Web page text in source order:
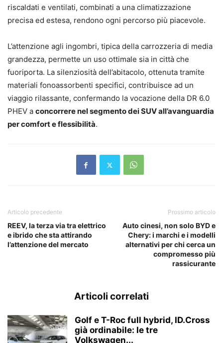
riscaldati e ventilati, combinati a una climatizzazione
precisa ed estesa, rendono ogni percorso più piacevole.
L’attenzione agli ingombri, tipica della carrozzeria di media
grandezza, permette un uso ottimale sia in città che
fuoriporta. La silenziosità dell’abitacolo, ottenuta tramite
materiali fonoassorbenti specifici, contribuisce ad un
viaggio rilassante, confermando la vocazione della DR 6.0
PHEV a concorrere nel segmento dei SUV all’avanguardia
per comfort e flessibilità.
Articolo precedente
REEV, la terza via tra elettrico
e ibrido che sta attirando
l’attenzione del mercato
Prossimo articolo
Auto cinesi, non solo BYD e
Chery: i marchi e i modelli
alternativi per chi cerca un
compromesso più
rassicurante
Articoli correlati
Golf e T-Roc full hybrid, ID.Cross
già ordinabile: le tre
Volkswagen...